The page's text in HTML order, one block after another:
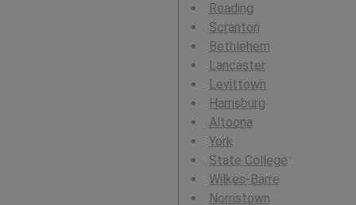
Reading
Scranton
Bethlehem
Lancaster
Levittown
Harrisburg
Altoona
York
State College
Wilkes-Barre
Norristown